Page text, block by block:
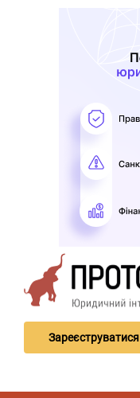
Зареєструватися